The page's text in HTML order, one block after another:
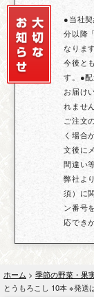
●当社
分以降
なりま
今後と
す。●
お届け
れませ
ご注文
く場合
文後に
間違い
弊社よ
須）に
ン番号
応でき
ホーム > 季節の野菜・果
とうもろこし 10本 ※発送